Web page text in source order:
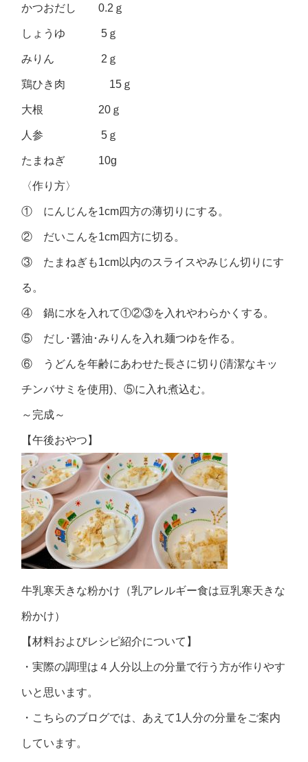
かつおだし 0.2ｇ
しょうゆ 5ｇ
みりん 2ｇ
鶏ひき肉 15ｇ
大根 20ｇ
人参 5ｇ
たまねぎ 10g
〈作り方〉
① にんじんを1cm四方の薄切りにする。
② だいこんを1cm四方に切る。
③ たまねぎも1cm以内のスライスやみじん切りにす
る。
④ 鍋に水を入れて①②③を入れやわらかくする。
⑤ だし･醤油･みりんを入れ麺つゆを作る。
⑥ うどんを年齢にあわせた長さに切り(清潔なキッ
チンバサミを使用)、⑤に入れ煮込む。
～完成～
【午後おやつ】
牛乳寒天きな粉かけ（乳アレルギー食は豆乳寒天きな
粉かけ）
【材料およびレシピ紹介について】
・実際の調理は４人分以上の分量で行う方が作りやす
いと思います。
・こちらのブログでは、あえて1人分の分量をご案内
しています。